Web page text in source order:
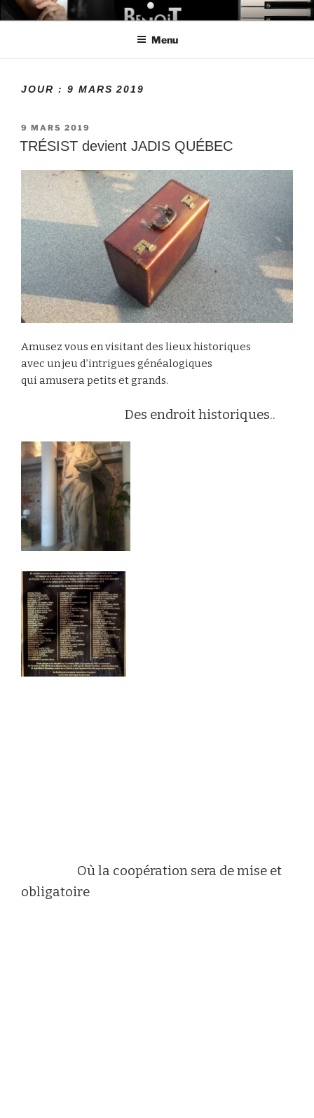
Aller
au
LE MONDE DE BENOIT
Créateur de projets
Menu
JOUR : 9 MARS 2019
PUBLIÉ
LE
9 MARS 2019
TRÉSIST devient JADIS QUÉBEC
Amusez vous en visitant des lieux historiques
avec un jeu d’intrigues généalogiques
qui amusera petits et grands.
Des endroit historiques..
Où la coopération sera de mise et
obligatoire